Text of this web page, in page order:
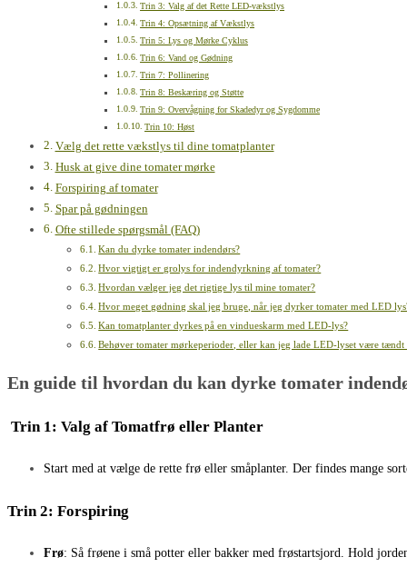
Trin 3: Valg af det Rette LED-vækstlys
Trin 4: Opsætning af Vækstlys
Trin 5: Lys og Mørke Cyklus
Trin 6: Vand og Gødning
Trin 7: Pollinering
Trin 8: Beskæring og Støtte
Trin 9: Overvågning for Skadedyr og Sygdomme
Trin 10: Høst
Vælg det rette vækstlys til dine tomatplanter​
Husk at give dine tomater mørke
Forspiring af tomater
Spar på gødningen
Ofte stillede spørgsmål (FAQ)
Kan du dyrke tomater indendørs?
Hvor vigtigt er grolys for indendyrkning af tomater?
Hvordan vælger jeg det rigtige lys til mine tomater?
Hvor meget gødning skal jeg bruge, når jeg dyrker tomater med LED
Kan tomatplanter dyrkes på en vindueskarm med LED-lys?
Behøver tomater mørkeperioder, eller kan jeg lade LED-lyset være tændt
En guide til hvordan du kan dyrke tomater
Trin 1: Valg af Tomatfrø eller Planter
Start med at vælge de rette frø eller småplanter. Der findes mange
Trin 2: Forspiring
Frø: Så frøene i små potter eller bakker med frøstartsjord. Hold